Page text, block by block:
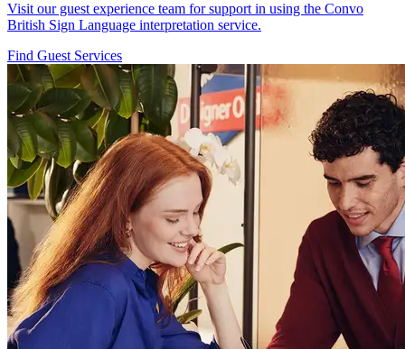
Visit our guest experience team for support in using the Convo
British Sign Language interpretation service.
Find Guest Services